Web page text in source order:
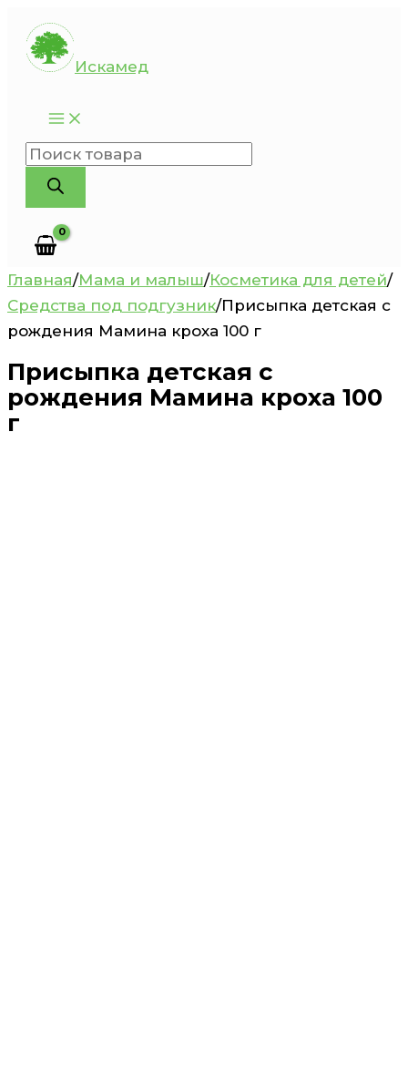
Перейти
содержимому
Искамед
Поиск
товаров
Главная/Мама и малыш/Косметика для детей/
Средства под подгузник/Присыпка детская с
рождения Мамина кроха 100 г
Присыпка детская с
рождения Мамина кроха 100
г